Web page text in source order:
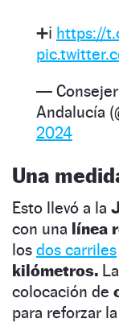
➕ℹ️ https://
—
Andalucía
2024
Una
Esto llevó a la
con una línea
los dos carriles
kilómetros.
colocación de
para reforzar